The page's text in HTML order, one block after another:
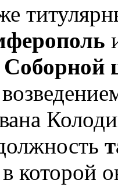
Соборной
которой